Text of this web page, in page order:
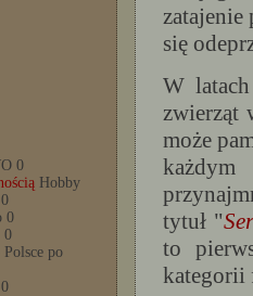
0
Hobby
0
0
po
się
W
zwierząt
może
tytuł "
to
kategorii